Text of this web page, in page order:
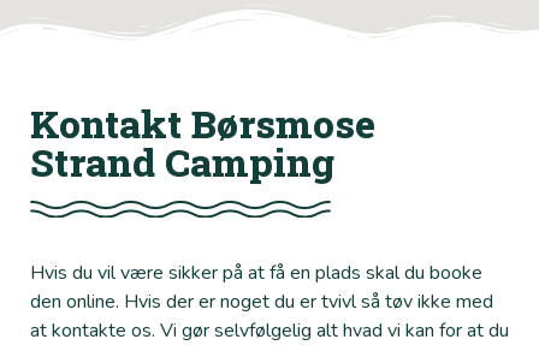
Kontakt Børsmose
Strand Camping
Hvis du vil være sikker på at få en plads skal du booke
den online. Hvis der er noget du er tvivl så tøv ikke med
at kontakte os. Vi gør selvfølgelig alt hvad vi kan for at du